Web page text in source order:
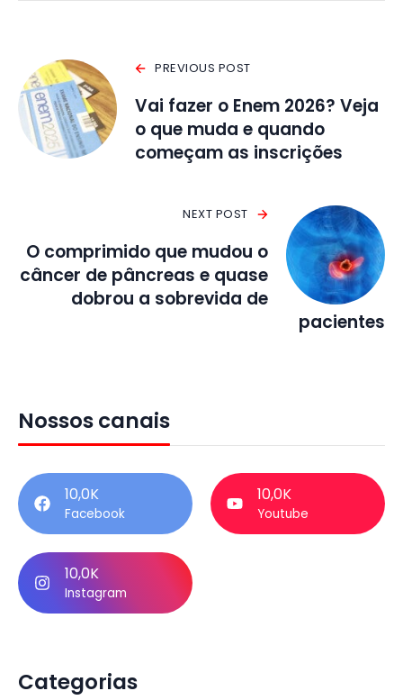
PREVIOUS POST
Vai fazer o Enem 2026? Veja
o que muda e quando
começam as inscrições
NEXT POST
O comprimido que mudou o
câncer de pâncreas e quase
dobrou a sobrevida de
pacientes
Nossos canais
10,0K
Facebook
10,0K
Youtube
10,0K
Instagram
Categorias